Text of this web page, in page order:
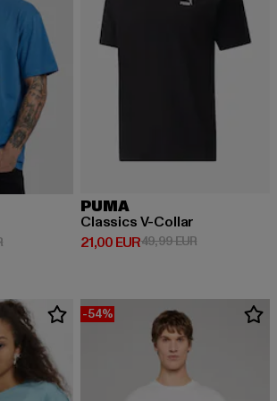
EUR
Aktionspreis: 44,99 EUR
PUMA
Classics V-Collar
21,00 EUR
Derzeitiger Preis: 21,00 EUR
49,99 EURAktionspreis:
-54%